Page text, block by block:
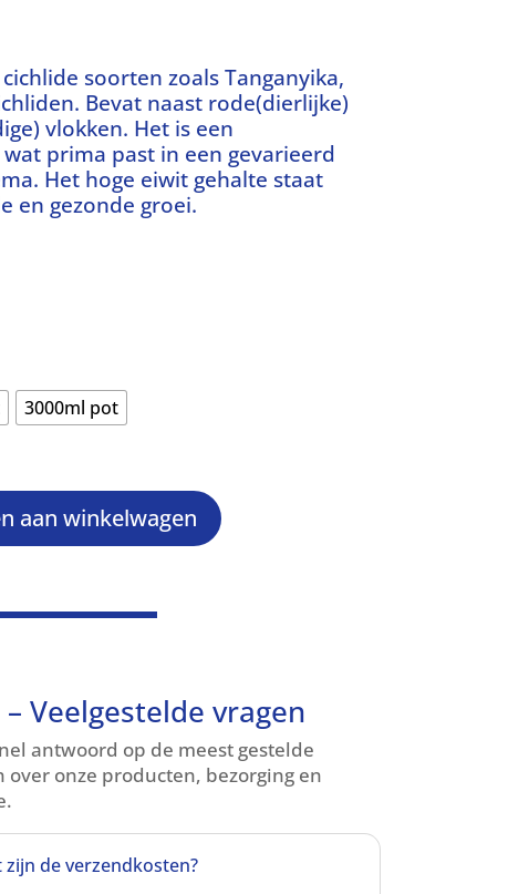
soorten zoals Tanganyika,
Bevat naast rode(dierlijke)
vlokken. Het is een
prima past in een gevarieerd
Het hoge eiwit gehalte staat
en gezonde groei.
3000ml pot
aan winkelwagen
– Veelgestelde vragen
antwoord op de meest gestelde
over onze producten, bezorging en
zijn de verzendkosten?